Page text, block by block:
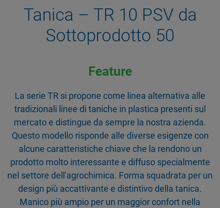
Tanica – TR 10 PSV da
Sottoprodotto 50
Feature
La serie TR si propone come linea alternativa alle
tradizionali linee di taniche in plastica presenti sul
mercato e distingue da sempre la nostra azienda.
Questo modello risponde alle diverse esigenze con
alcune caratteristiche chiave che la rendono un
prodotto molto interessante e diffuso specialmente
nel settore dell'agrochimica. Forma squadrata per un
design più accattivante e distintivo della tanica.
Manico più ampio per un maggior confort nella